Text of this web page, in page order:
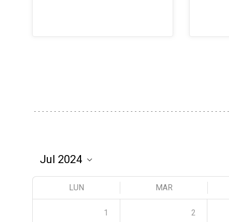
LUN MAR
1 2